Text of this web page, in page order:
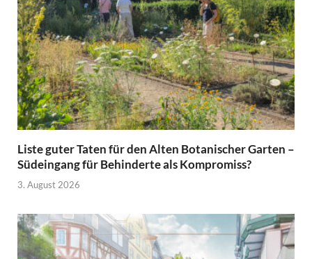
Liste guter Taten für den Alten Botanischer Garten –
Südeingang für Behinderte als Kompromiss?
3. August 2026